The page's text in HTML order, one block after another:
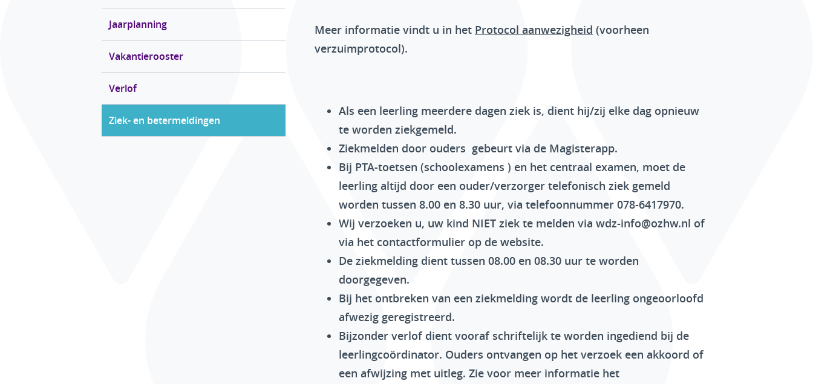
Jaarplanning
Vakantierooster
Verlof
Ziek- en betermeldingen
Meer informatie vindt u in het Protocol aanwezigheid (voorheen
verzuimprotocol).
Als een leerling meerdere dagen ziek is, dient hij/zij elke dag opnieuw
te worden ziekgemeld.
Ziekmelden door ouders gebeurt via de Magisterapp.
Bij PTA-toetsen (schoolexamens ) en het centraal examen, moet de
leerling altijd door een ouder/verzorger telefonisch ziek gemeld
worden tussen 8.00 en 8.30 uur, via telefoonnummer 078-6417970.
Wij verzoeken u, uw kind NIET ziek te melden via wdz-info@ozhw.nl of
via het contactformulier op de website.
De ziekmelding dient tussen 08.00 en 08.30 uur te worden
doorgegeven.
Bij het ontbreken van een ziekmelding wordt de leerling ongeoorloofd
afwezig geregistreerd.
Bijzonder verlof dient vooraf schriftelijk te worden ingediend bij de
leerlingcoördinator. Ouders ontvangen op het verzoek een akkoord of
een afwijzing met uitleg. Zie voor meer informatie het